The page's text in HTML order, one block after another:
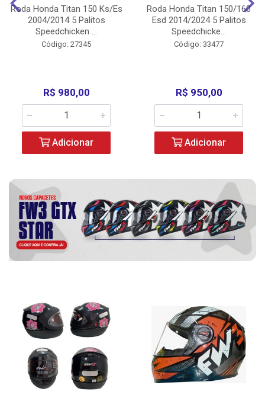
Roda Honda Titan 150 Ks/Es
2004/2014 5 Palitos
Speedchicken ...
Código: 27345
R$ 980,00
Adicionar
Roda Honda Titan 150/160
Esd 2014/2024 5 Palitos
Speedchicke...
Código: 33477
R$ 950,00
Adicionar